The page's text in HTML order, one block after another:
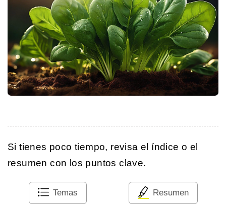
Si tienes poco tiempo, revisa el índice o el
resumen con los puntos clave.
Temas Resumen